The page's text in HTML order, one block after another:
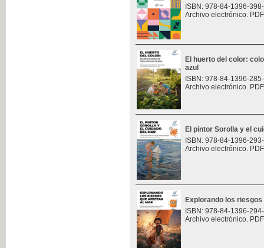
ISBN: 978-84-1396-
Archivo electrónico.
El huerto del color:
azul
ISBN: 978-84-1396-
Archivo electrónico.
El pintor Sorolla y el
ISBN: 978-84-1396-
Archivo electrónico.
Explorando los
ISBN: 978-84-1396-
Archivo electrónico.